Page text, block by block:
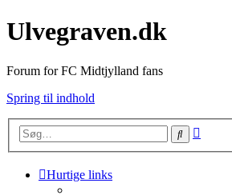
Ulvegraven.dk
Forum for FC Midtjylland fans
Spring til indhold
Søg
Hurtige links